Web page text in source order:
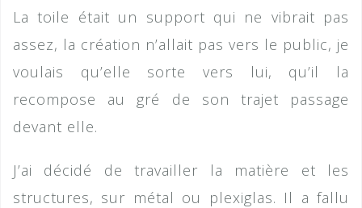
La toile était un support qui ne vibrait pas
assez, la création n’allait pas vers le public, je
voulais qu’elle sorte vers lui, qu’il la
recompose au gré de son trajet passage
devant elle.
J’ai décidé de travailler la matière et les
structures, sur métal ou plexiglas. Il a fallu